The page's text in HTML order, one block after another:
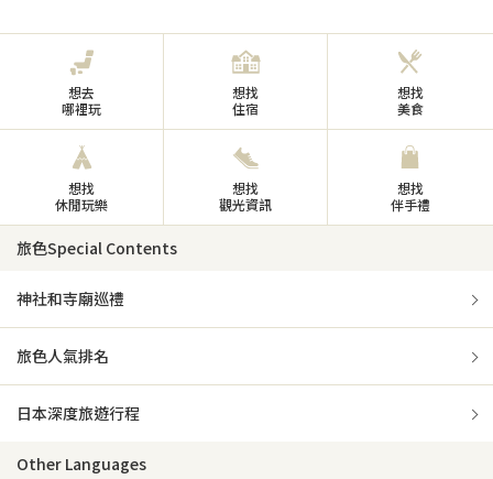
想去
哪裡玩
想找
住宿
想找
美食
想找
休閒玩樂
想找
觀光資訊
想找
伴手禮
旅色Special Contents
神社和寺廟巡禮
旅色人氣排名
日本深度旅遊行程
Other Languages